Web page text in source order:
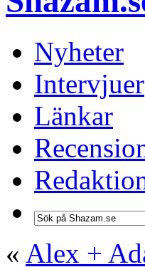
Nyheter
Intervjuer
Länkar
« Alex +